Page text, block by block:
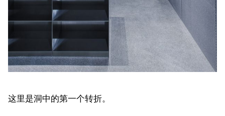
这里是洞中的第一个转折。